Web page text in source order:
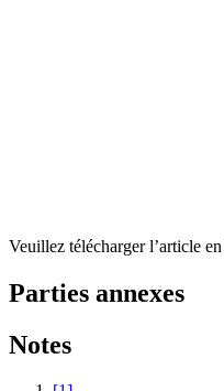
Veuillez télécharger l’article
Parties annexes
Notes